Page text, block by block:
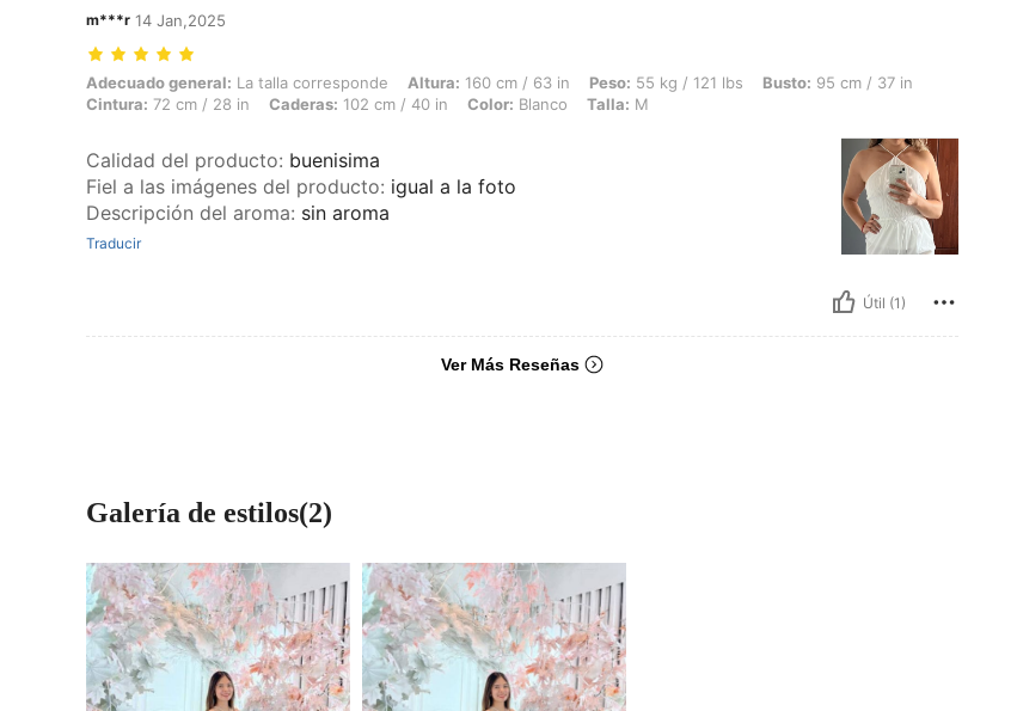
m***r 14 Jan,2025
Adecuado general: La talla corresponde, Altura: 160 cm / 63 in, Peso: 55 kg / 121 lbs, Busto: 95 cm / 37 in, Cintura: 72 cm / 28 in, Caderas:
Adecuado general: La talla corresponde Altura: 160 cm / 63 in Peso: 55 kg / 121 lbs Busto: 95 cm / 37 in
Cintura: 72 cm / 28 in Caderas: 102 cm / 40 in Color: Blanco Talla: M
Calidad del producto: buenisima
Fiel a las imágenes del producto: igual a la foto
Descripción del aroma: sin aroma
Traducir
Útil (1)
Ver Más Reseñas
Galería de estilos(2)